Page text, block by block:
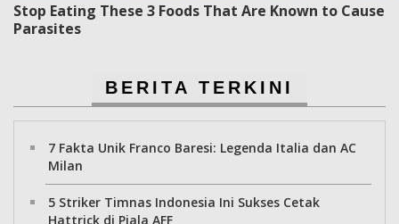
Stop Eating These 3 Foods That Are Known to Cause
Parasites
BERITA TERKINI
7 Fakta Unik Franco Baresi: Legenda Italia dan AC
Milan
5 Striker Timnas Indonesia Ini Sukses Cetak
Hattrick di Piala AFF